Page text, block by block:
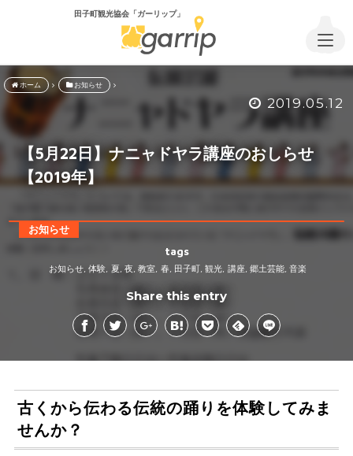
田子町観光協会「ガーリップ」
ホーム お知らせ
2019.05.12
【5月22日】ナニャドヤラ講座のおしらせ
【2019年】
お知らせ
tags
お知らせ 体験 夏 夜 教室 春 田子町 観光 講座 郷土芸能, 音楽
Share this entry
古くから伝わる伝統の踊りを体験してみま
せんか？